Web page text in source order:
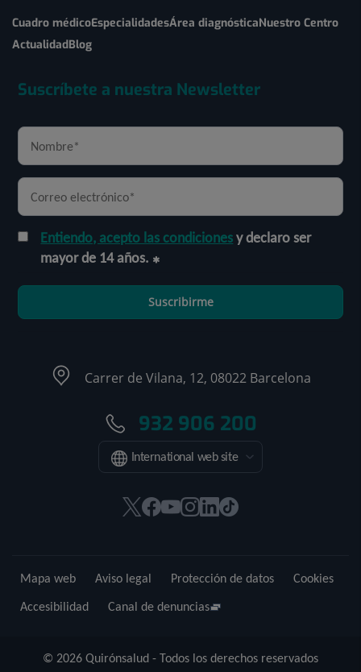
Cuadro médicoEspecialidadesÁrea diagnósticaNuestro Centro
ActualidadBlog
Suscríbete a nuestra Newsletter
Entiendo, acepto las condicionesy declaro ser
mayor de 14 años.
Suscribirme
Carrer de Vilana, 12, 08022 Barcelona
932 906 200
International web site
Este
en
una
Este
en
una
Este
en
una
Este
en
una
Este
en
una
Enlace
externa.
© 2026 Quirónsalud - Todos los derechos reservados
Mapa web Aviso legal Protección de datos
Cookies
Accesibilidad
Canal de denuncias